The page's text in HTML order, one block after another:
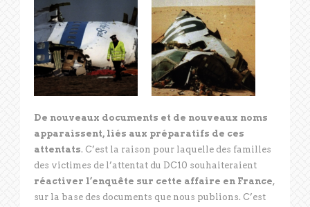
De nouveaux documents et de nouveaux noms
apparaissent, liés aux préparatifs de ces
attentats. C’est la raison pour laquelle des familles
des victimes de l’attentat du DC10 souhaiteraient
réactiver l’enquête sur cette affaire en France,
sur la base des documents que nous publions. C’est